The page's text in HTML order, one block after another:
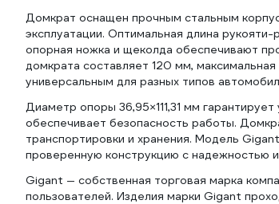
Домкрат оснащен прочным стальным
эксплуатации. Оптимальная длина
опорная ножка и щеколда обеспечивают
домкрата составляет 120 мм,
универсальным для разных типов
Диаметр опоры 36,95×111,31 мм
обеспечивает безопасность работы.
транспортировки и хранения. Модель
проверенную конструкцию с надежностью
Gigant — собственная торговая марка
пользователей. Изделия марки Gigant